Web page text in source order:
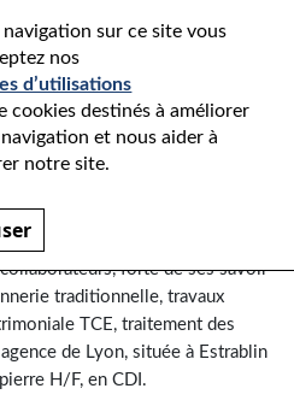
sur ce site vous
nos
d’utilisations
cookies destinés à améliorer
et nous aider à
notre site.
PIERRE H/F
de la restauration du Patrimoine
forte de ses savoir-
traditionnelle, travaux
TCE, traitement des
de Lyon, située à Estrablin
H/F, en CDI.